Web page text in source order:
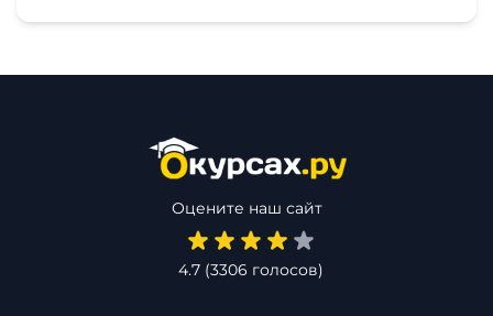
Оцените наш сайт
4.7 (3306 голосов)